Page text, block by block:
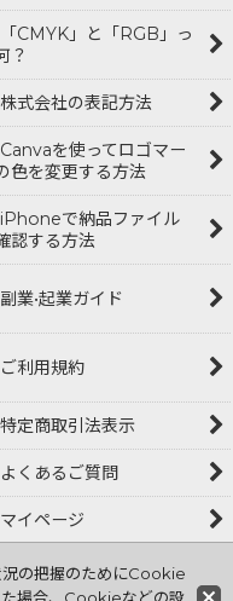
「CMYK」と「RGB」っ
？
株式会社の表記方法
Canvaを使ってロゴマー
色を変更する方法
iPhoneで納品ファイル
認する方法
副業•起業ガイド
ご利用規約
特定商取引法表示
よくあるご質問
マイページ
況の把握のためにCookie